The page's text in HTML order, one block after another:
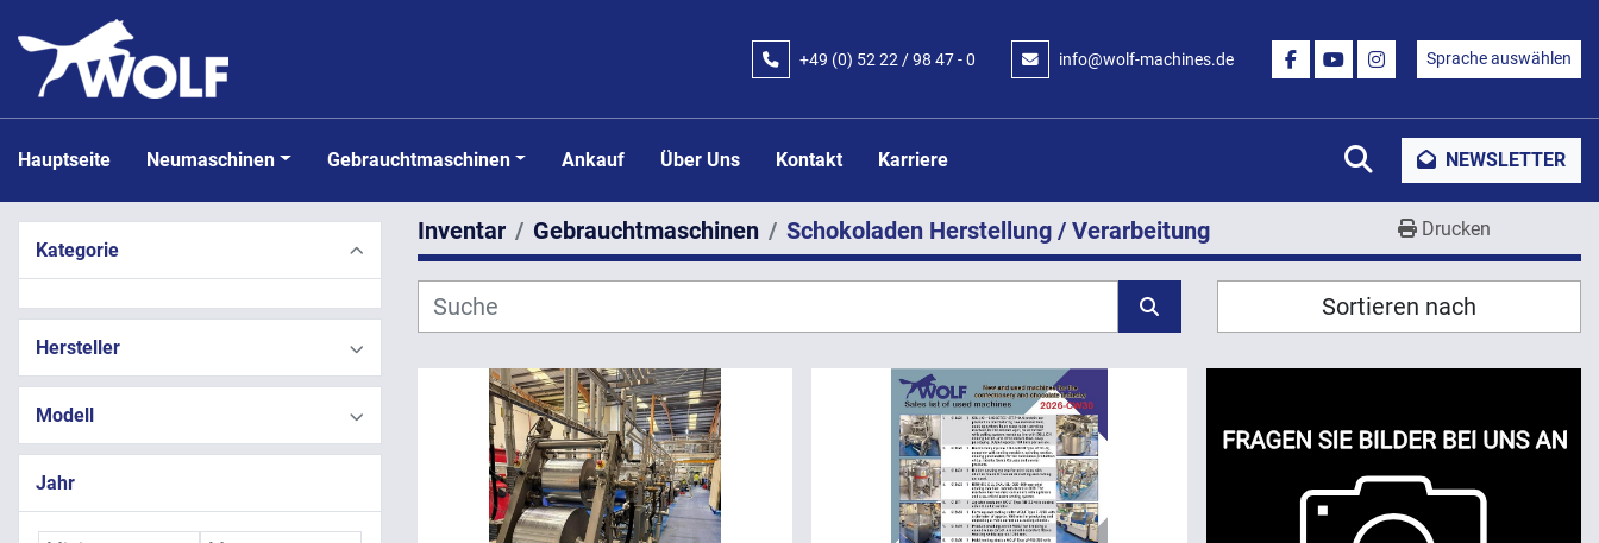
+49 (0) 52 22 / 98 47 - 0 info@wolf-machines.de
FACEBOOK
YOUTUBEINSTAGRAM
Sprache auswählen
Hauptseite Neumaschinen Gebrauchtmaschinen Ankauf Über Uns Kontakt Karriere SucheNEWSLETTER
Kategorie
Hersteller
Modell
Jahr
Inventar Gebrauchtmaschinen Schokoladen Herstellung / Verarbeitung Drucken
Sortieren nach